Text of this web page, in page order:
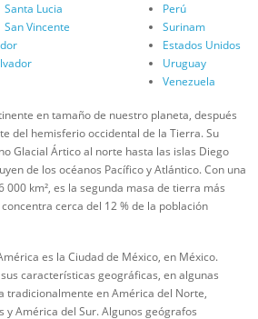
Santa Lucia
San Vincente
Perú
Surinam
Estados Unidos
Uruguay
Venezuela
en tamaño de nuestro planeta, después
del hemisferio occidental de la Tierra. Su
Glacial Ártico al norte hasta las islas Diego
de los océanos Pacífico y Atlántico. Con una
000 km², es la segunda masa de tierra más
cerca del 12 % de la población
es la Ciudad de México, en México.
características geográficas, en algunas
tradicionalmente en América del Norte,
y América del Sur. Algunos geógrafos